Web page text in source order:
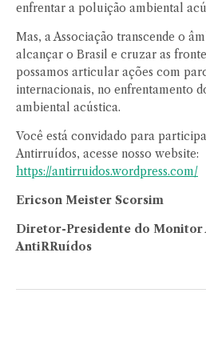
enfrentar a poluição ambiental
Mas, a Associação transcende o
alcançar o Brasil e cruzar as
possamos articular ações com
internacionais, no enfrentamento
ambiental acústica.
Você está convidado para
Antirruídos, acesse nosso website:
https://antirruidos.wordpress.com/
Ericson Meister Scorsim
Diretor-Presidente do Monitor
AntiRRuídos